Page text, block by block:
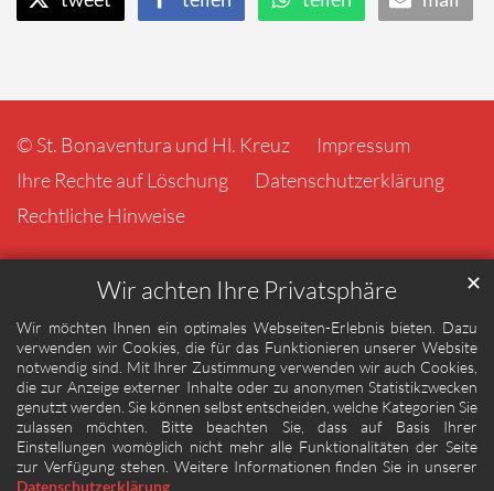
Wir achten Ihre Privatsphäre
Wir möchten Ihnen ein optimales Webseiten-Erlebnis bieten. Dazu
verwenden wir Cookies, die für das Funktionieren unserer Website
notwendig sind. Mit Ihrer Zustimmung verwenden wir auch Cookies,
die zur Anzeige externer Inhalte oder zu anonymen Statistikzwecken
genutzt werden. Sie können selbst entscheiden, welche Kategorien Sie
zulassen möchten. Bitte beachten Sie, dass auf Basis Ihrer
Einstellungen womöglich nicht mehr alle Funktionalitäten der Seite
zur Verfügung stehen. Weitere Informationen finden Sie in unserer
Datenschutzerklärung
✕
© St. Bonaventura und Hl. Kreuz
Impressum
Ihre Rechte auf Löschung
Datenschutzerklärung
Rechtliche Hinweise